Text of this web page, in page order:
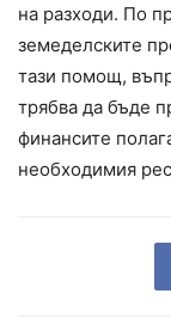
на разходи. По
земеделските
тази помощ,
трябва да бъде
финансите
необходимия